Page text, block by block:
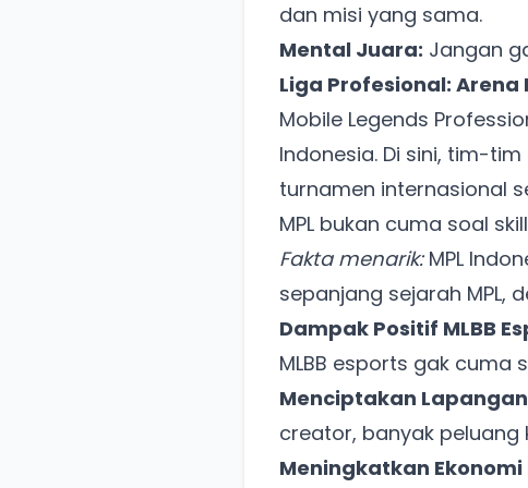
dan misi yang sama.
Mental Juara: Jangan
Liga Profesional:
Mobile Legends
Indonesia. Di sini, tim-
turnamen internasional
MPL bukan cuma soal
Fakta menarik:MPL
sepanjang sejarah MPL,
Dampak Positif MLBB
MLBB esports gak
Menciptakan
creator, banyak peluang
Meningkatkan